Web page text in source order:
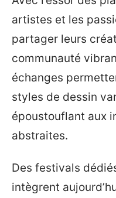
artistes et les
partager leurs
communauté
échanges
styles de dessin
époustouflant aux
abstraites.
Des festivals
intègrent